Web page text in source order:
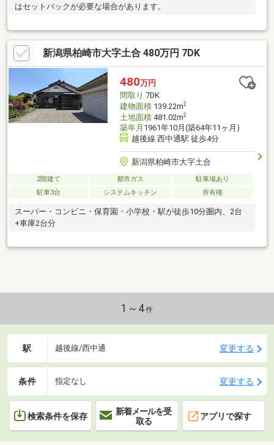
はセットバックが必要な場合があります。
新潟県柏崎市大字土合 480万円 7DK
480万円
間取り 7DK
建物面積139.22m2
土地面積481.02m2
築年月 1961年10月(築64年11ヶ月)
越後線 西中通駅 徒歩4分
新潟県柏崎市大字土合
2階建て 都市ガス
駐車場あり
駐車3台
システムキッチン 所有権
スーパー・コンビニ・保育園・小学校・駅が徒歩10分圏内、2台
+車庫2台分
1～4件
駅 越後線/西中通 変更する
条件 指定なし 変更する
検索条件を保存
新着メールを受
取る
アプリで探す